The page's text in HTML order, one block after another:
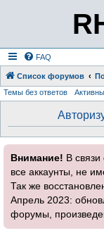
FAQ
Список форумов
Темы без ответов
Внимание! В
все аккаунты, не
Так же
Апрель 2023:
форумы,